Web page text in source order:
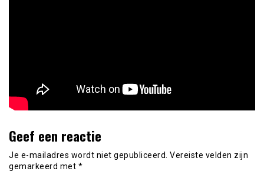
Geef een reactie
Je e-mailadres wordt niet gepubliceerd. Vereiste velden zijn
gemarkeerd met *